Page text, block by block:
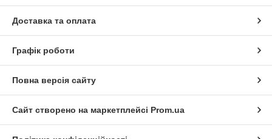
Доставка та оплата
Графік роботи
Повна версія сайту
Сайт створено на маркетплейсі Prom.ua